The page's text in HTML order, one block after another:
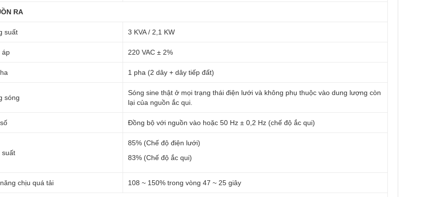
RA
suất 3 KVA / 2,1 KW
áp 220 VAC ± 2%
1 pha (2 dây + dây tiếp đất)
sóng
Sóng sine thật ở mọi trạng thái điện lưới và không phụ thuộc vào dung lượng còn
lại của nguồn ắc qui.
Đồng bộ với nguồn vào hoặc 50 Hz ± 0,2 Hz (chế độ ắc qui)
suất
85% (Chế độ điện lưới)
83% (Chế độ ắc qui)
chịu quá tải 108 ~ 150% trong vòng 47 ~ 25 giây